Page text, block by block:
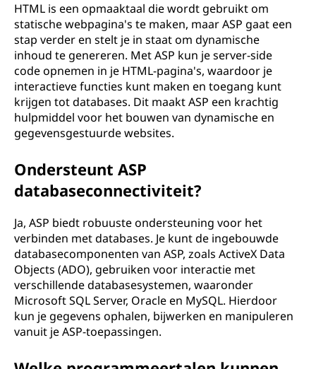
HTML is een opmaaktaal die wordt gebruikt om
statische webpagina's te maken, maar ASP gaat een
stap verder en stelt je in staat om dynamische
inhoud te genereren. Met ASP kun je server-side
code opnemen in je HTML-pagina's, waardoor je
interactieve functies kunt maken en toegang kunt
krijgen tot databases. Dit maakt ASP een krachtig
hulpmiddel voor het bouwen van dynamische en
gegevensgestuurde websites.
Ondersteunt ASP
databaseconnectiviteit?
Ja, ASP biedt robuuste ondersteuning voor het
verbinden met databases. Je kunt de ingebouwde
databasecomponenten van ASP, zoals ActiveX Data
Objects (ADO), gebruiken voor interactie met
verschillende databasesystemen, waaronder
Microsoft SQL Server, Oracle en MySQL. Hierdoor
kun je gegevens ophalen, bijwerken en manipuleren
vanuit je ASP-toepassingen.